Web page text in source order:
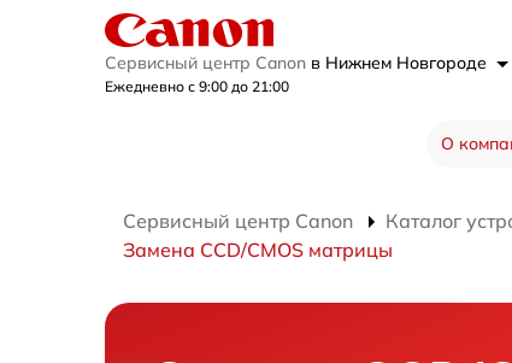
Сервисный центр Canon в Нижнем Новгороде
Ежедневно с 9:00 до 21:00
О
Сервисный центр Canon Каталог
Замена CCD/CMOS матрицы